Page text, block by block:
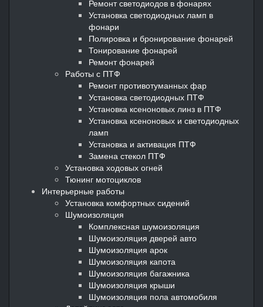
Ремонт светодиодов в фонарях
Установка светодиодных ламп в
фонари
Полировка и бронирование фонарей
Тонирование фонарей
Ремонт фонарей
Работы с ПТФ
Ремонт противотуманных фар
Установка светодиодных ПТФ
Установка ксеноновых линз в ПТФ
Установка ксеноновых и светодиодных
ламп
Установка и активация ПТФ
Замена стекол ПТФ
Установка ходовых огней
Тюнинг мотоциклов
Интерьерные работы
Установка комфортных сидений
Шумоизоляция
Комплексная шумоизоляция
Шумоизоляция дверей авто
Шумоизоляция арок
Шумоизоляция капота
Шумоизоляция багажника
Шумоизоляция крыши
Шумоизоляция пола автомобиля